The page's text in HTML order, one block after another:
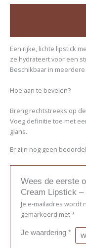
Een rijke, lichte lipstick
ze hydrateert voor een
Beschikbaar in
Hoe aan te bevelen?
Breng rechtstreeks op
Voeg definitie toe met
glans.
Er zijn nog geen
Wees de eerste
Cream Lipstick –
Je e-mailadres wordt
gemarkeerd met*
Je waardering *